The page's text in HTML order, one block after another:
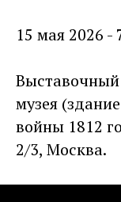
15 мая 2026 -
Выставочный
музея
войны 1812
2/3, Москва.